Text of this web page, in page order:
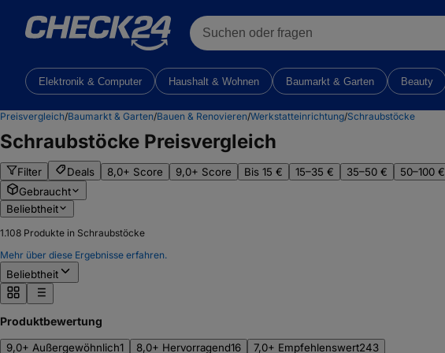
Suchen oder fragen
Elektronik & Computer Haushalt & Wohnen Baumarkt & Garten Beauty
Preisvergleich/Baumarkt & Garten/Bauen & Renovieren/Werkstatteinrichtung/Schraubstöcke
Schraubstöcke Preisvergleich
Filter Deals 8,0+ Score 9,0+ Score Bis 15 € 15–35 € 35–50 €
50–100 €
Gebraucht
Beliebtheit
1.108 Produkte in Schraubstöcke
Mehr über diese Ergebnisse erfahren.
Beliebtheit
Produktbewertung
9,0+ Außergewöhnlich1 8,0+ Hervorragend16 7,0+ Empfehlenswert243